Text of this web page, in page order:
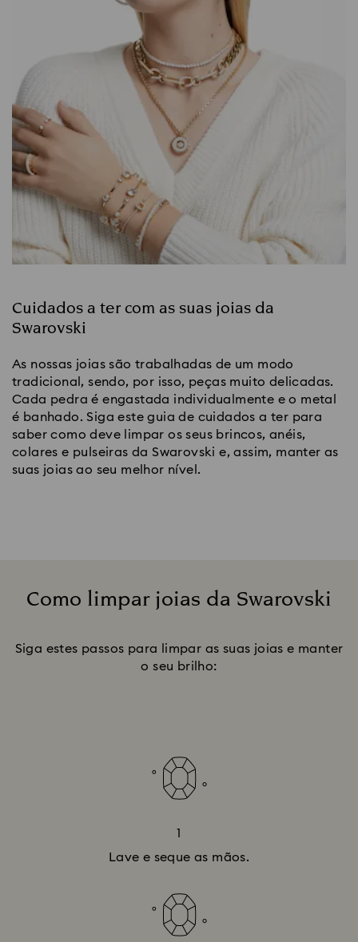
Cuidados a ter com as suas joias da
Swarovski
As nossas joias são trabalhadas de um modo
tradicional, sendo, por isso, peças muito delicadas.
Cada pedra é engastada individualmente e o metal
é banhado. Siga este guia de cuidados a ter para
saber como deve limpar os seus brincos, anéis,
colares e pulseiras da Swarovski e, assim, manter as
suas joias ao seu melhor nível.
Como limpar joias da Swarovski
Siga estes passos para limpar as suas joias e manter
o seu brilho:
1
Lave e seque as mãos.